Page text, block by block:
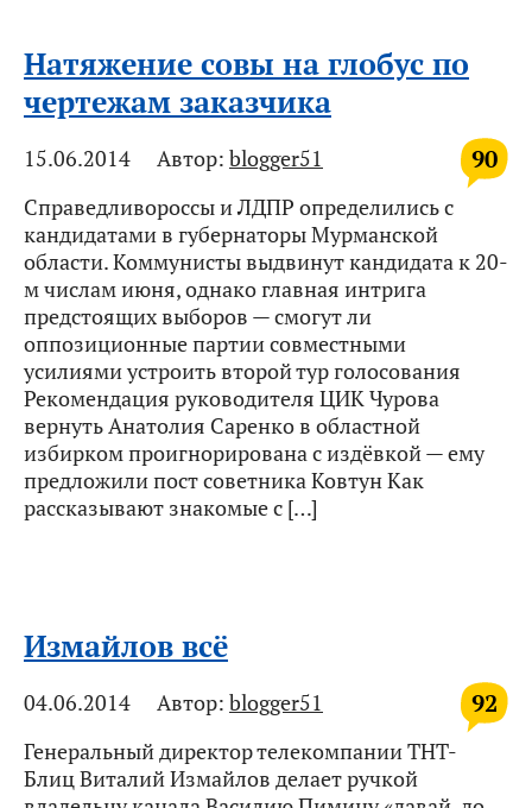
Натяжение совы на глобус по
чертежам заказчика
90
15.06.2014 Автор: blogger51
Справедливороссы и ЛДПР определились с
кандидатами в губернаторы Мурманской
области. Коммунисты выдвинут кандидата к 20-
м числам июня, однако главная интрига
предстоящих выборов — смогут ли
оппозиционные партии совместными
усилиями устроить второй тур голосования
Рекомендация руководителя ЦИК Чурова
вернуть Анатолия Саренко в областной
избирком проигнорирована с издёвкой — ему
предложили пост советника Ковтун Как
рассказывают знакомые с […]
Измайлов всё
92
04.06.2014 Автор: blogger51
Генеральный директор телекомпании ТНТ-
Блиц Виталий Измайлов делает ручкой